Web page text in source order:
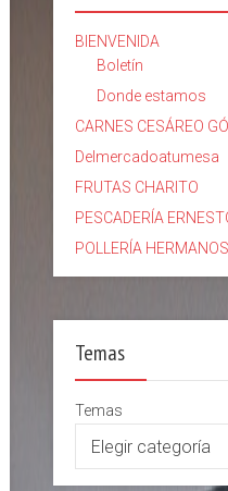
BIENVENIDA
Boletín
Donde estamos
CARNES CESÁREO
Delmercadoatumesa
FRUTAS CHARITO
PESCADERÍA
POLLERÍA
Temas
Temas